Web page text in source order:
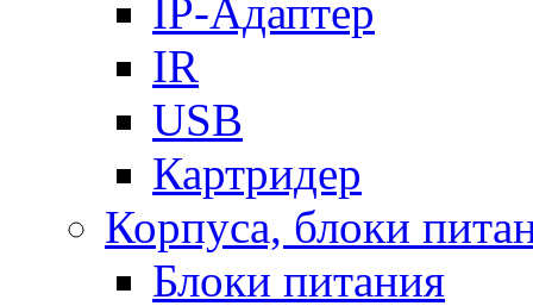
IP-Адаптер
IR
USB
Картридер
Корпуса, блоки
Блоки питания